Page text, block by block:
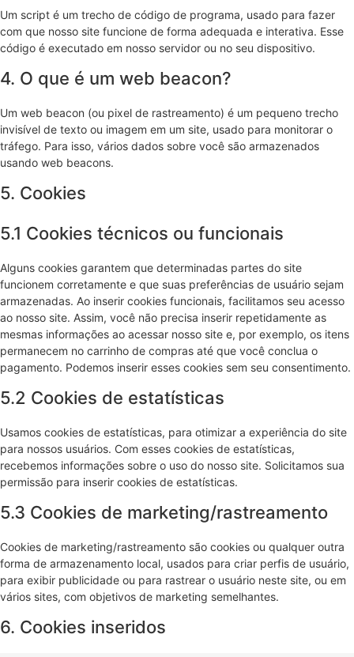
Um script é um trecho de código de programa, usado para fazer
com que nosso site funcione de forma adequada e interativa. Esse
código é executado em nosso servidor ou no seu dispositivo.
4. O que é um web beacon?
Um web beacon (ou pixel de rastreamento) é um pequeno trecho
invisível de texto ou imagem em um site, usado para monitorar o
tráfego. Para isso, vários dados sobre você são armazenados
usando web beacons.
5. Cookies
5.1 Cookies técnicos ou funcionais
Alguns cookies garantem que determinadas partes do site
funcionem corretamente e que suas preferências de usuário sejam
armazenadas. Ao inserir cookies funcionais, facilitamos seu acesso
ao nosso site. Assim, você não precisa inserir repetidamente as
mesmas informações ao acessar nosso site e, por exemplo, os itens
permanecem no carrinho de compras até que você conclua o
pagamento. Podemos inserir esses cookies sem seu consentimento.
5.2 Cookies de estatísticas
Usamos cookies de estatísticas, para otimizar a experiência do site
para nossos usuários. Com esses cookies de estatísticas,
recebemos informações sobre o uso do nosso site. Solicitamos sua
permissão para inserir cookies de estatísticas.
5.3 Cookies de marketing/rastreamento
Cookies de marketing/rastreamento são cookies ou qualquer outra
forma de armazenamento local, usados para criar perfis de usuário,
para exibir publicidade ou para rastrear o usuário neste site, ou em
vários sites, com objetivos de marketing semelhantes.
6. Cookies inseridos